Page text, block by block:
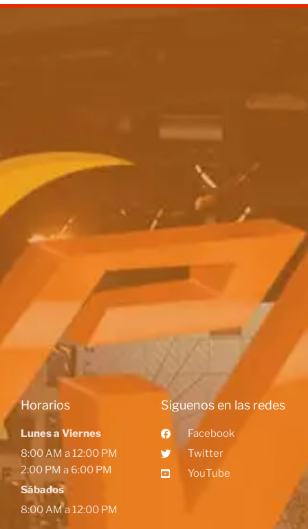
Horarios
Lunes a Viernes
8:00 AM a 12:00 PM
2:00 PM a 6:00 PM
Sábados
8:00 AM a 12:00 PM
Siguenos en las redes
Facebook
Twitter
YouTube